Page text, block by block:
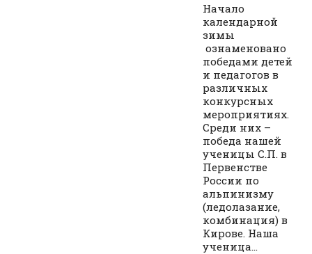
Начало
календарной
зимы
ознаменовано
победами детей
и педагогов в
различных
конкурсных
мероприятиях.
Среди них –
победа нашей
ученицы С.П. в
Первенстве
России по
альпинизму
(ледолазание,
комбинация) в
Кирове. Наша
ученица...